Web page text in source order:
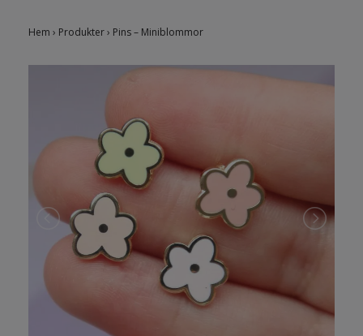
Hem › Produkter› Pins – Miniblommor